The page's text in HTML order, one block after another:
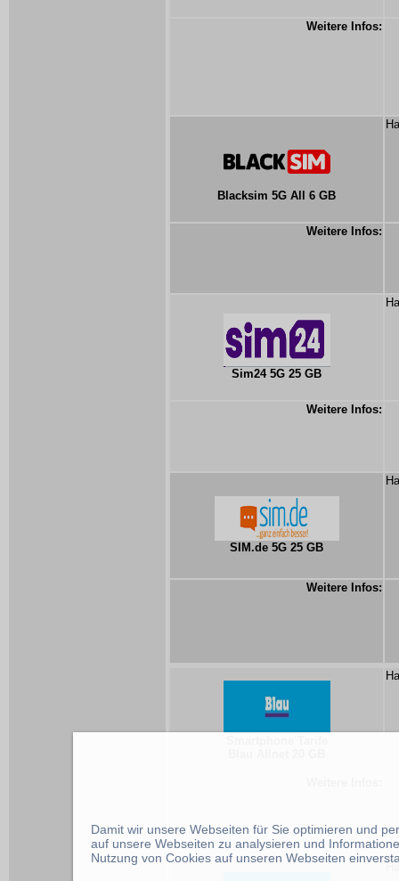
Weitere Infos:
Blacksim 5G All 6 GB
Weitere Infos:
Sim24 5G 25 GB
Weitere Infos:
SIM.de 5G 25 GB
Weitere Infos:
Damit wir unsere Webseiten für Sie optimieren und
auf unsere Webseiten zu analysieren und
Nutzung von Cookies auf unseren Webseiten